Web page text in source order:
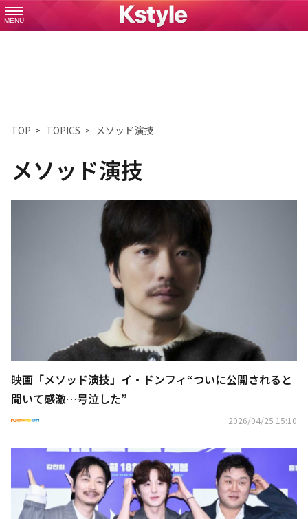
MENU
TOP TOPICS メソッド演技
メソッド演技
映画「メソッド演技」イ・ドンフィ“ついに公開されると
聞いて感激…号泣した”
2026/04/25 15:10